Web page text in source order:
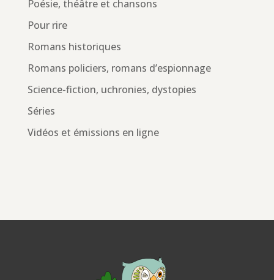
Poésie, théâtre et chansons
Pour rire
Romans historiques
Romans policiers, romans d’espionnage
Science-fiction, uchronies, dystopies
Séries
Vidéos et émissions en ligne